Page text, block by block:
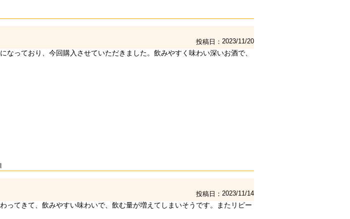
投稿日 2023/11/20
なっており、今回購入させていただきました。飲みやすく味わい深いお酒で、
投稿日 2023/11/14
ってきて、飲みやすい味わいで、飲む量が増えてしまいそうです。またリピー